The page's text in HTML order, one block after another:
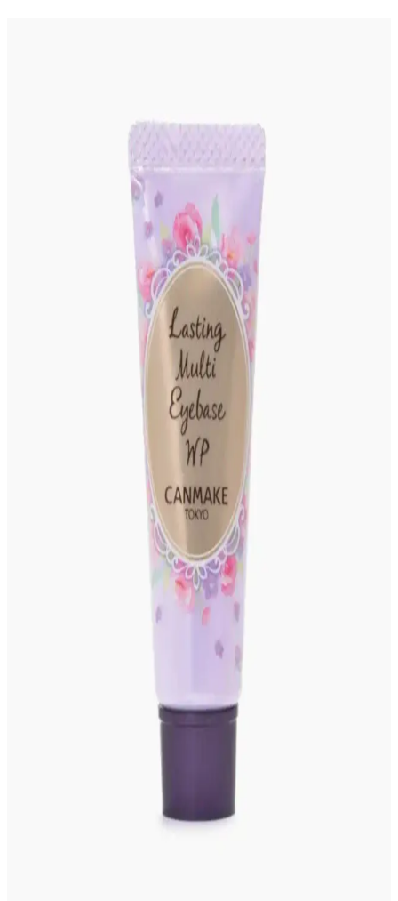
ön plana çıkaran alternatif bir stil sunuyor.
Gelin Makyajında Doğallık ve Kalıcılık İçin Temel
İpuçları ve Teknikler
Gelin makyajında doğal görünüm ile profesyonel fotoğraflarda
belirginlik dengelenmeli. Kaş, göz, allık, highlighter ve dudak
uygulamalarında doğru renk ve teknikler kullanılmalı, makyaj
Asimetrik Gözlerde Takma Kirpik Kullanımı İçin
Teknikler ve Uygulama Yöntemleri
Asimetrik gözlerde takma kirpik uygulaması, kirpiklerin kesilmesi,
bölümlere ayrılması ve bireysel demet kullanımıyla kişiye özel
uyarlanır. Bu yöntemler gözlerin simetrik görünmesini sağlar.
Costco Japonya'da Güneş Koruyucu Ürün
Çeşitliliği, Fiyatlar ve Üyelik Avantajları
Costco Japonya, Japon ve Kore markalarının güneş koruyucularını
dengeli sunuyor. Fiyatlar yerel eczanelerle benzer, ancak paket
avantajları ve üyelik ayrıcalıkları alışverişi cazip kılıyor.
Ulta Beauty Collection #210 Ruj: Renk Özellikleri,
İsimlendirme ve Tarihçesi
Ulta Beauty Collection #210 ruj, soğuk alt tonlu mürdüm-üzüm
rengi ve ışıltılı yapısıyla 90'lar estetiğini yansıtır. İsim yerine numara
kullanımı, ürünün sınırlı üretim ve tarihçesini öne çıkarır.
Gyaru Makyaj Stili ve Kullanılan Ürünlerle Canlı
Gyaru makyaj stili, canlı allıklar ve ışıltılı cilt görünümüyle Japon
gençleri arasında popülerdir. Doğru ürün seçimi ve saç